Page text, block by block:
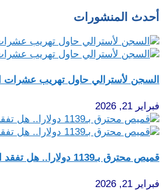
أحدث المنشورات
السجن لأسترالي حاول تهريب عشرات
فبراير 21, 2026
قميص محترق بـ1139 دولارا.. هل تفقد الموضة عقلها؟
فبراير 21, 2026